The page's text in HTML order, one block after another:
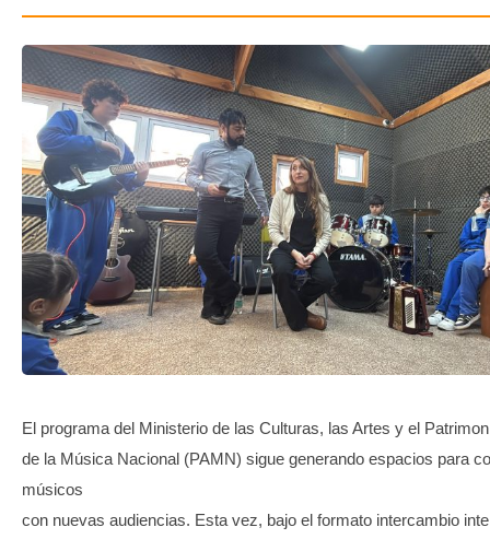
AUDIOS
VIDEOS
GALERIA DE FOTOS
APP MÓVIL
TRANSPARENCIA
El programa del Ministerio de las Culturas, las Artes y el
de la Música Nacional (PAMN) sigue generando espacios para
músicos
con nuevas audiencias. Esta vez, bajo el formato intercambio